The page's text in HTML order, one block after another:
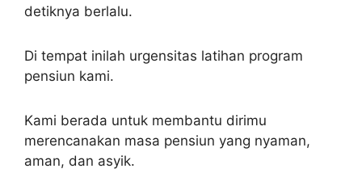
detiknya berlalu.
Di tempat inilah urgensitas latihan program
pensiun kami.
Kami berada untuk membantu dirimu
merencanakan masa pensiun yang nyaman,
aman, dan asyik.